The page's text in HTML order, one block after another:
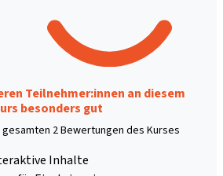
Teilnehmer:innen an diesem
besonders gut
2 Bewertungen des Kurses
Inhalte